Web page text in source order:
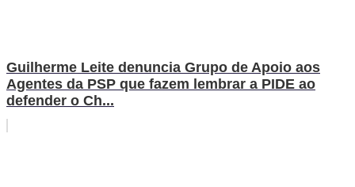
Guilherme Leite denuncia Grupo de Apoio aos
Agentes da PSP que fazem lembrar a PIDE ao
defender o Ch...